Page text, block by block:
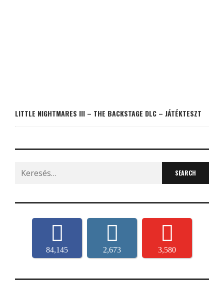
LITTLE NIGHTMARES III – THE BACKSTAGE DLC – JÁTÉKTESZT
Search
for:
84,145 2,673 3,580